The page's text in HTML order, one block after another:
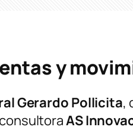
y
Gerardo Pollicita,
AS